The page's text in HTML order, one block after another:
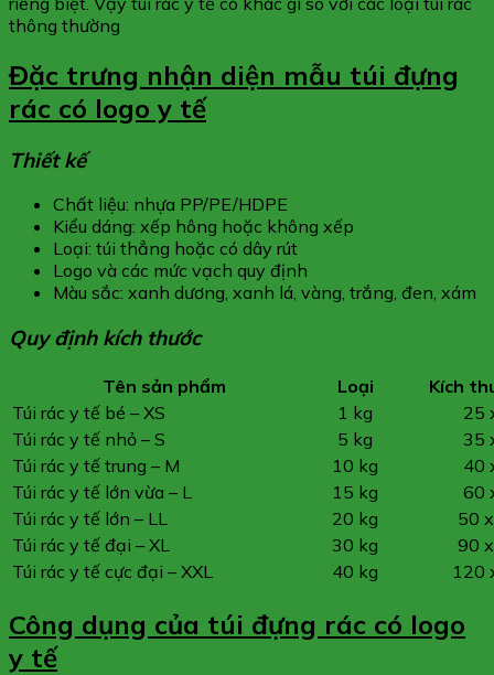
thông thường
Đặc trưng nhận diện mẫu túi đựng
rác có logo y tế
Thiết kế
Chất liệu: nhựa PP/PE/HDPE
Kiểu dáng: xếp hông hoặc không xếp
Loại: túi thẳng hoặc có dây rút
Logo và các mức vạch quy định
Màu sắc: xanh dương, xanh lá, vàng, trắng, đen, xám
Quy định kích thước
Tên sản phẩm Loại
Kích
Túi rác y tế bé – XS
1 kg
25
Túi rác y tế nhỏ – S
5 kg
35
Túi rác y tế trung – M
10 kg
40
Túi rác y tế lớn vừa – L
15 kg
60
Túi rác y tế lớn – LL
20 kg
50
Túi rác y tế đại – XL
30 kg
90
Túi rác y tế cực đại – XXL
40 kg 120
Công dụng của túi đựng rác có logo
y tế